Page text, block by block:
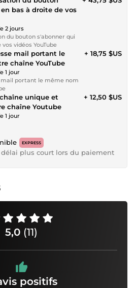
bas à droite de vos
2 jours
du bouton s'abonner qui
vidéos YouTube
mail portant le
chaîne YouTube
1 jour
portant le même nom
+ 18,75 $US
unique et
chaîne Youtube
1 jour
+ 12,50 $US
EXPRESS
plus court lors du paiement
5,0 (11)
positifs